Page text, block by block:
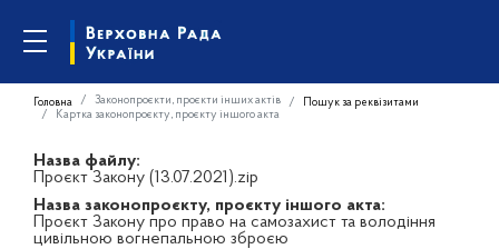
Головна Законопроєкти, проєкти інших актів
Пошук за реквізитами
Картка законопроєкту, проєкту іншого акта
Назва файлу:
Проєкт Закону (13.07.2021).zip
Назва законопроєкту, проєкту іншого акта:
Проєкт Закону про право на самозахист та володіння
цивільною вогнепальною зброєю